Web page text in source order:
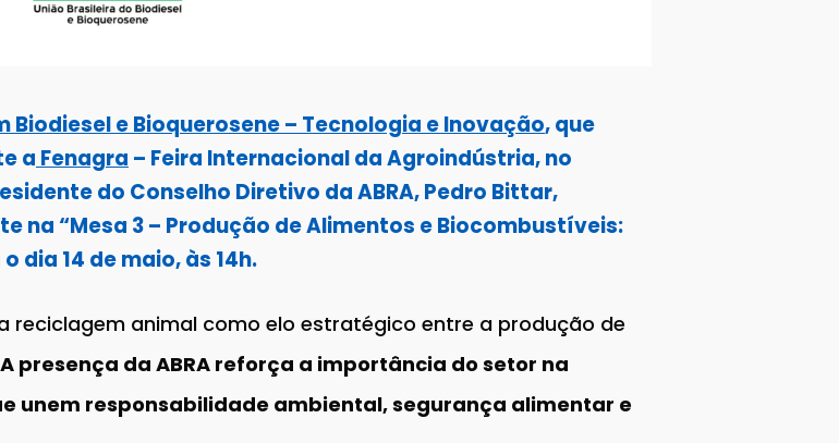
Biodiesel e Bioquerosene – Tecnologia e Inovação, que
a Fenagra – Feira Internacional da Agroindústria, no
do Conselho Diretivo da ABRA, Pedro Bittar,
“Mesa 3 – Produção de Alimentos e Biocombustíveis:
dia 14 de maio, às 14h.
reciclagem animal como elo estratégico entre a produção de
A presença da ABRA reforça a importância do setor na
unem responsabilidade ambiental, segurança alimentar e